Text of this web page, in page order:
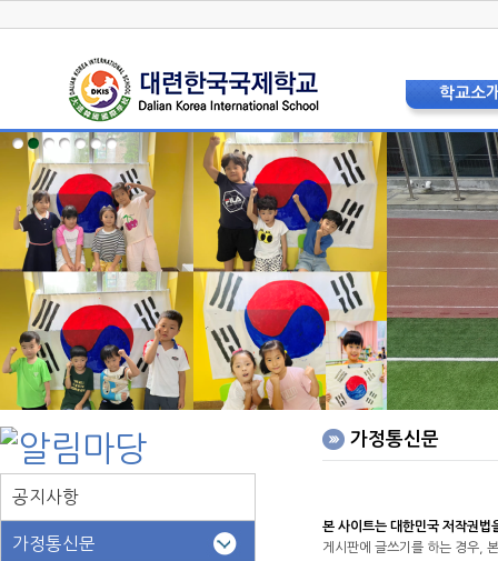
학교소
학교장 인
상징 및 교
교육비전
현황 및 연
교직원소
층별안내
오시는
홍보리플
학교사진
공지사항
가정통신문
가정통신문
본 사이트는 대한민국 저작권법
게시판에 글쓰기를 하는 경우,